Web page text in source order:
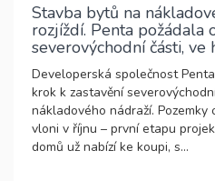
Stavba bytů na
rozjíždí. Penta požádala
severovýchodní části,
Developerská společnost
krok k zastavění
nákladového nádraží. Pozemky
vloni v říjnu – první etapu
domů už nabízí ke koupi, s...